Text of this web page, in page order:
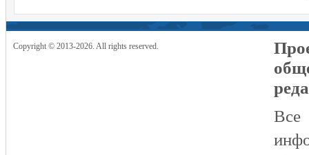
Copyright © 2013-2026. All rights reserved.